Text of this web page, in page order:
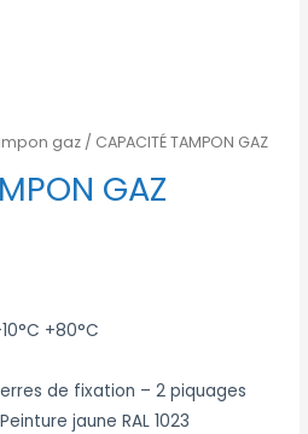
gaz / CAPACITÉ TAMPON GAZ
GAZ
+80°C
de fixation – 2 piquages
jaune RAL 1023